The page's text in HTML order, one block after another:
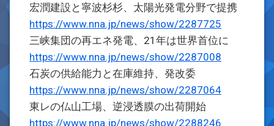
宏潤建設と寧波杉杉、太陽光発電分野で提携
https://www.nna.jp/news/show/2287725
三峡集団の再エネ発電、21年は世界首位に
https://www.nna.jp/news/show/2287008
石炭の供給能力と在庫維持、発改委
https://www.nna.jp/news/show/2287064
東レの仏山工場、逆浸透膜の出荷開始
https://www.nna.jp/news/show/2288246